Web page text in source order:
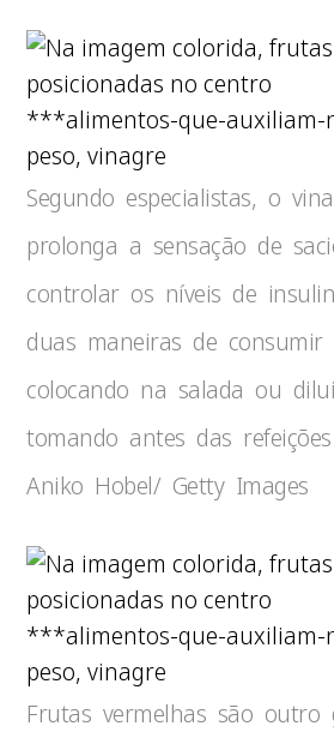
***alimentos-que-auxiliam-
peso, vinagre
Segundo especialistas, o
prolonga a sensação de
controlar os níveis de
duas maneiras de consumir
colocando na salada ou
tomando antes das refeições
Aniko Hobel/ Getty Images
***alimentos-que-auxiliam-
peso, vinagre
Frutas vermelhas são outro